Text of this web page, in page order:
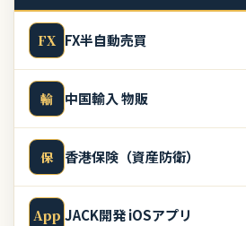
FX FX半自動売買
輸 中国輸入 物販
保 香港保険（資産防衛）
App JACK開発 iOSアプリ